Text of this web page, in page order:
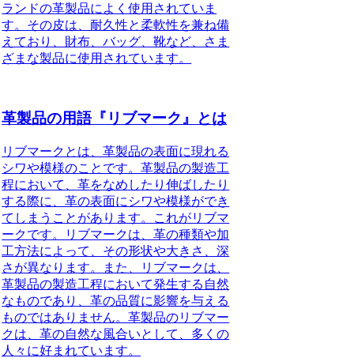
ランドの革製品によく使用されていま
す。その皮は、耐久性と柔軟性を兼ね備
えており、財布、バッグ、靴など、さま
ざまな製品に使用されています。
革製品の用語『リブマーク』とは
リブマークとは、革製品の表面に現れる
シワや模様のことです。革製品の製造工
程において、革をなめしたり伸ばしたり
する際に、革の表面にシワや模様ができ
てしまうことがあります。これがリブマ
ークです。リブマークは、革の種類や加
工方法によって、その形状や大きさ、深
さが異なります。また、リブマークは、
革製品の製造工程において発生する自然
なものであり、革の品質に影響を与える
ものではありません。革製品のリブマー
クは、革の自然な風合いとして、多くの
人々に好まれています。